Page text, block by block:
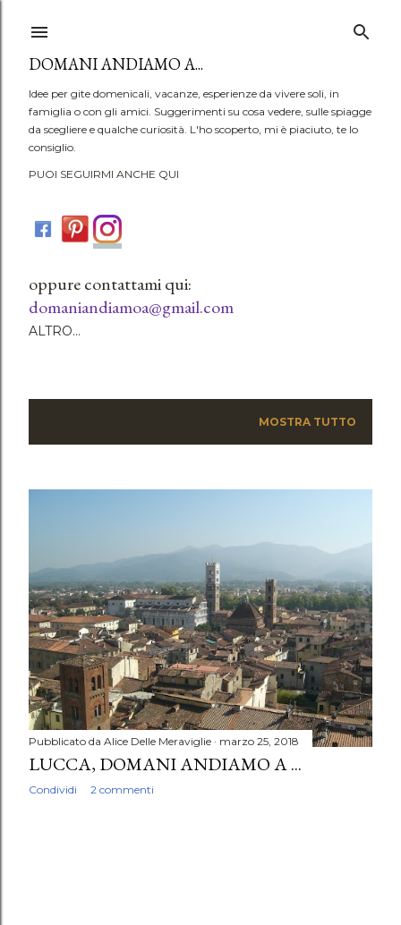
DOMANI ANDIAMO A...
Idee per gite domenicali, vacanze, esperienze da vivere soli, in
famiglia o con gli amici. Suggerimenti su cosa vedere, sulle spiagge
da scegliere e qualche curiosità. L'ho scoperto, mi è piaciuto, te lo
consiglio.
PUOI SEGUIRMI ANCHE QUI
oppure contattami qui:
domaniandiamoa@gmail.com
ALTRO…
P
MOSTRA TUTTO
Pubblicato da Alice Delle Meraviglie marzo 25, 2018
LUCCA, DOMANI ANDIAMO A ...
Condividi 2 commenti